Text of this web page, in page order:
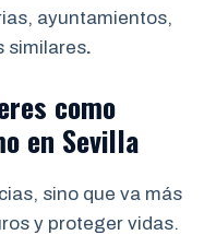
ayuntamientos,
similares.
como
en Sevilla
sino que va más
y proteger vidas.